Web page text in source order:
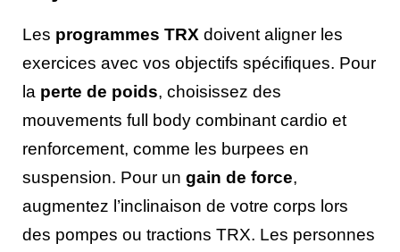
Les programmes TRX doivent aligner les
exercices avec vos objectifs spécifiques. Pour
la perte de poids, choisissez des
mouvements full body combinant cardio et
renforcement, comme les burpees en
suspension. Pour un gain de force,
augmentez l’inclinaison de votre corps lors
des pompes ou tractions TRX. Les personnes